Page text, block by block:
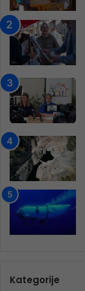
Kategorije